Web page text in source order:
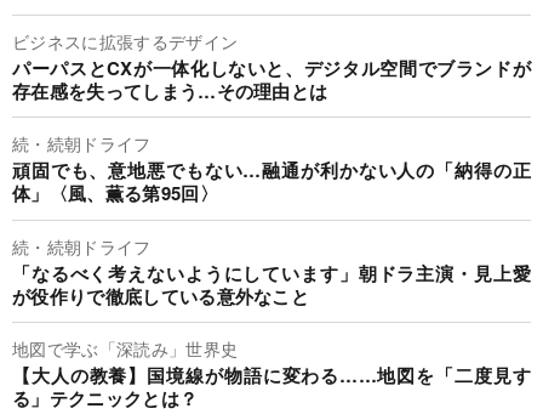
ビジネスに拡張するデザイン
パーパスとCXが一体化しないと、デジタル空間でブランドが
存在感を失ってしまう…その理由とは
続・続朝ドライフ
頑固でも、意地悪でもない…融通が利かない人の「納得の正
体」〈風、薫る第95回〉
続・続朝ドライフ
「なるべく考えないようにしています」朝ドラ主演・見上愛
が役作りで徹底している意外なこと
地図で学ぶ「深読み」世界史
【大人の教養】国境線が物語に変わる……地図を「二度見す
る」テクニックとは？